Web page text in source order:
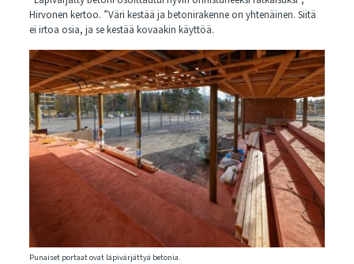
Hirvonen kertoo. ”Väri kestää ja betonirakenne on yhtenäinen. Siitä
ei irtoa osia, ja se kestää kovaakin käyttöä.
Punaiset portaat ovat läpivärjättyä betonia.